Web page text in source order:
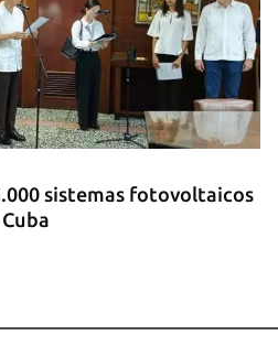
sistemas fotovoltaicos